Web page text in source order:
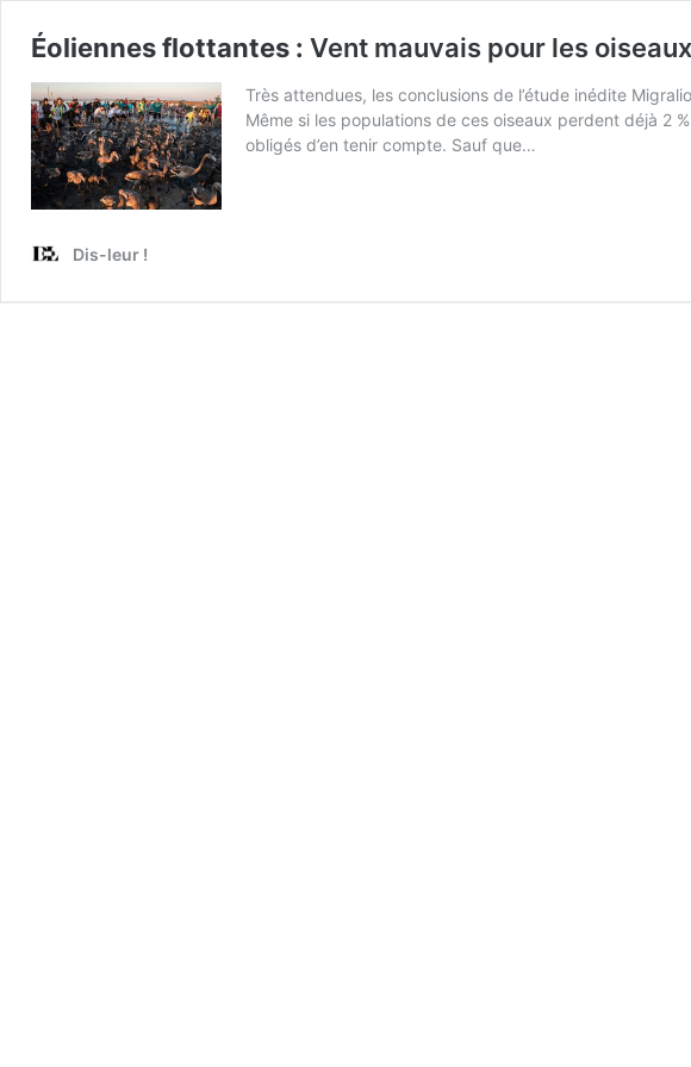
Éoliennes flottantes : Vent mauvais pour les
Très attendues, les conclusions de l’étude inédite
Même si les populations de ces oiseaux perdent déjà 2
obligés d’en tenir compte. Sauf que…
Dis-leur !